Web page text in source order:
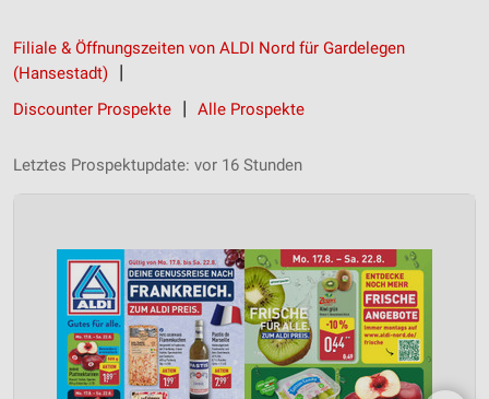
Filiale & Öffnungszeiten von ALDI Nord für Gardelegen
(Hansestadt)
Discounter Prospekte
Alle Prospekte
Letztes Prospektupdate: vor 16 Stunden